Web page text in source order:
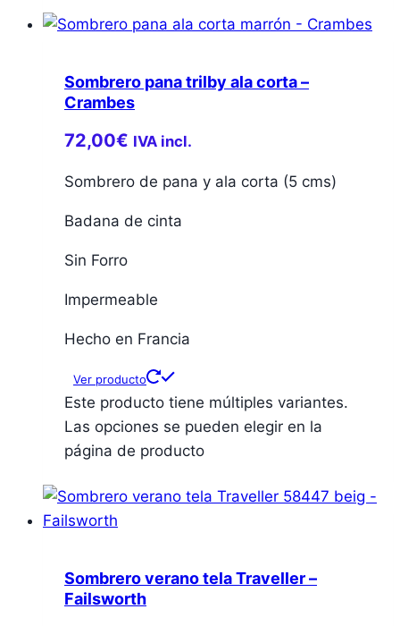
Sombrero pana trilby ala corta –
Crambes
72,00€ IVA incl.
Sombrero de pana y ala corta (5 cms)
Badana de cinta
Sin Forro
Impermeable
Hecho en Francia
Ver producto
Este producto tiene múltiples variantes.
Las opciones se pueden elegir en la
página de producto
Sombrero verano tela Traveller –
Failsworth